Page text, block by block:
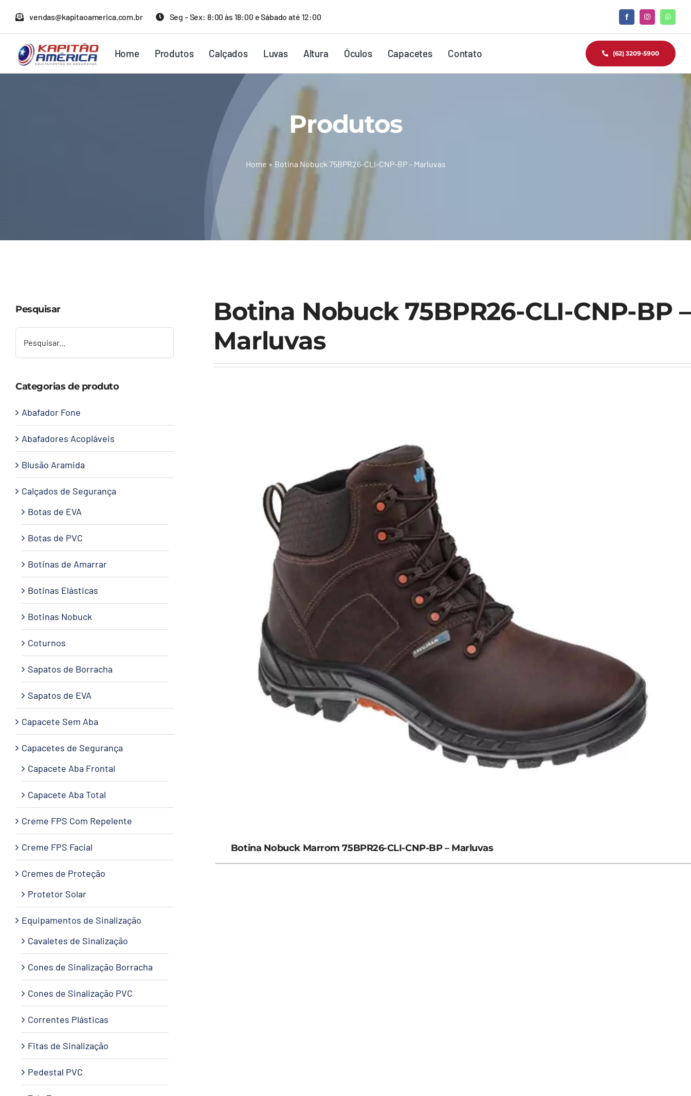
para
conteúdo
vendas@kapitaoamerica.com.br Seg – Sex: 8:00 às 18:00 e Sábado até 12:00
Home Produtos Calçados Luvas Altura Óculos Capacetes Contato (62) 3209-5900
Produtos
Home » Botina Nobuck 75BPR26-CLI-CNP-BP – Marluvas
Botina Nobuck 75BPR26-CLI-CNP-BP –
Marluvas
Botina Nobuck Marrom 75BPR26-CLI-CNP-BP – Marluvas
Pesquisar
Categorias de produto
Abafador Fone
Abafadores Acopláveis
Blusão Aramida
Calçados de Segurança
Botas de EVA
Botas de PVC
Botinas de Amarrar
Botinas Elásticas
Botinas Nobuck
Coturnos
Sapatos de Borracha
Sapatos de EVA
Capacete Sem Aba
Capacetes de Segurança
Capacete Aba Frontal
Capacete Aba Total
Creme FPS Com Repelente
Creme FPS Facial
Cremes de Proteção
Protetor Solar
Equipamentos de Sinalização
Cavaletes de Sinalização
Cones de Sinalização Borracha
Cones de Sinalização PVC
Correntes Plásticas
Fitas de Sinalização
Pedestal PVC